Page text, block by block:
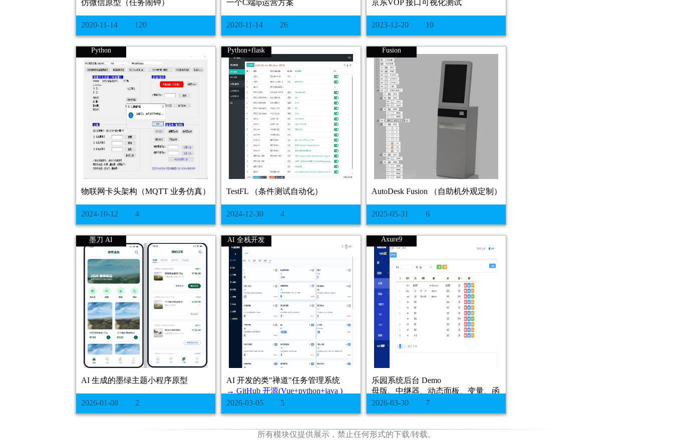
仿微信原型（任务闹钟）
2020-11-14 120
一个C端ip运营方案
2020-11-14 26
京东VOP 接口可视化测试
2023-12-20 10
Python
物联网卡头架构（MQTT 业务仿真）
2024-10-12 4
Python+flask
TestFL （条件测试自动化）
2024-12-30 4
Fusion
AutoDesk Fusion （自助机外观定制）
2025-05-31 6
墨刀 AI
AI 生成的墨绿主题小程序原型
2026-01-08 2
AI 全栈开发
AI 开发的类"禅道"任务管理系统
→ GitHub 开源(Vue+python+java )
2026-03-05
5
Axure9
乐园系统后台 Demo
母版、中继器、动态面板、变量、函
数
2026-03-30 7
所有模块仅提供展示，禁止任何形式的下载/转载。